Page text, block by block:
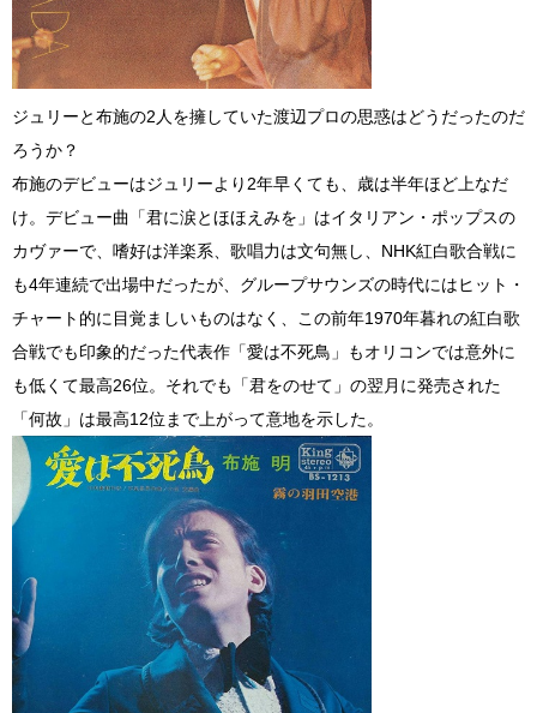
ジュリーと布施の2人を擁していた渡辺プロの思惑はどうだったのだ
ろうか？
布施のデビューはジュリーより2年早くても、歳は半年ほど上なだ
け。デビュー曲「君に涙とほほえみを」はイタリアン・ポップスの
カヴァーで、嗜好は洋楽系、歌唱力は文句無し、NHK紅白歌合戦に
も4年連続で出場中だったが、グループサウンズの時代にはヒット・
チャート的に目覚ましいものはなく、この前年1970年暮れの紅白歌
合戦でも印象的だった代表作「愛は不死鳥」もオリコンでは意外に
も低くて最高26位。それでも「君をのせて」の翌月に発売された
「何故」は最高12位まで上がって意地を示した。